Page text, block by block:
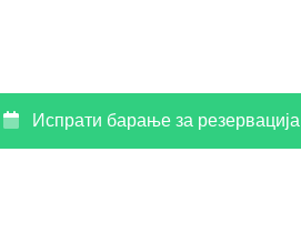
Испрати барање за резервација